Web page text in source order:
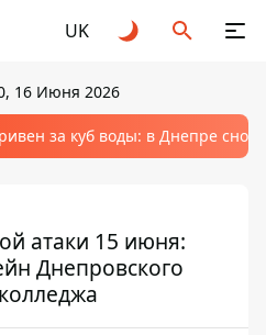
UK
16 Июня 2026
за куб воды: в Днепре
атаки 15 июня:
Днепровского